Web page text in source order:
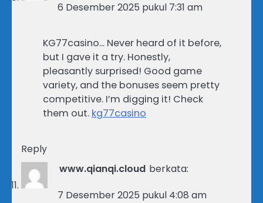
6 Desember 2025 pukul 7:31 am
KG77casino… Never heard of it before,
but I gave it a try. Honestly,
pleasantly surprised! Good game
variety, and the bonuses seem pretty
competitive. I’m digging it! Check
them out. kg77casino
Reply
www.qianqi.cloud berkata:
7 Desember 2025 pukul 4:08 am